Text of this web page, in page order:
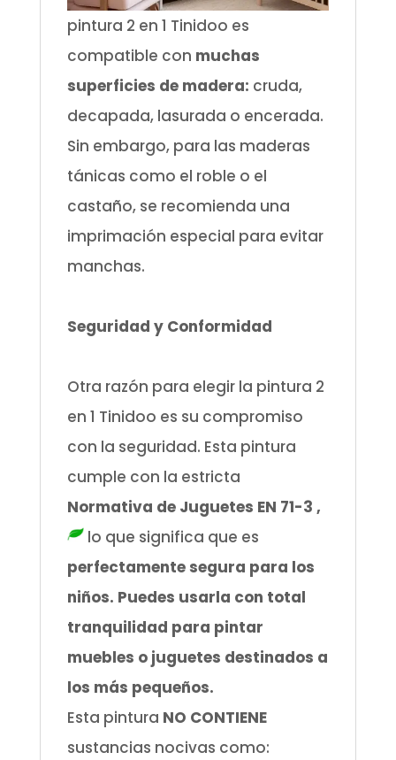
pintura 2 en 1 Tinidoo es
compatible con muchas
superficies de madera: cruda,
decapada, lasurada o encerada.
Sin embargo, para las maderas
tánicas como el roble o el
castaño, se recomienda una
imprimación especial para evitar
manchas.
Seguridad y Conformidad
Otra razón para elegir la pintura 2
en 1 Tinidoo es su compromiso
con la seguridad. Esta pintura
cumple con la estricta
Normativa de Juguetes EN 71-3 ,
lo que significa que es
perfectamente segura para los
niños. Puedes usarla con total
tranquilidad para pintar
muebles o juguetes destinados a
los más pequeños.
Esta pintura NO CONTIENE
sustancias nocivas como: